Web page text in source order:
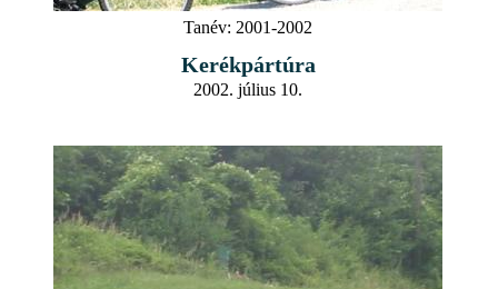
Tanév: 2001-2002
Kerékpártúra
2002. július 10.